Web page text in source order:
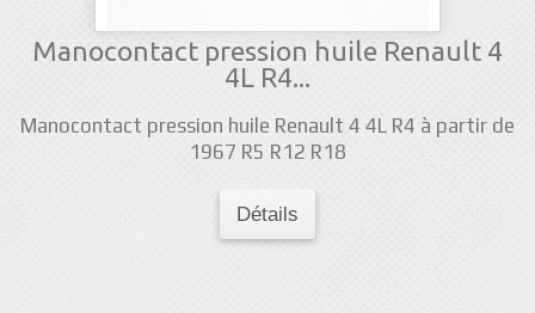
Manocontact pression huile Renault 4
4L R4...
Manocontact pression huile Renault 4 4L R4 à partir de
1967 R5 R12 R18
Détails